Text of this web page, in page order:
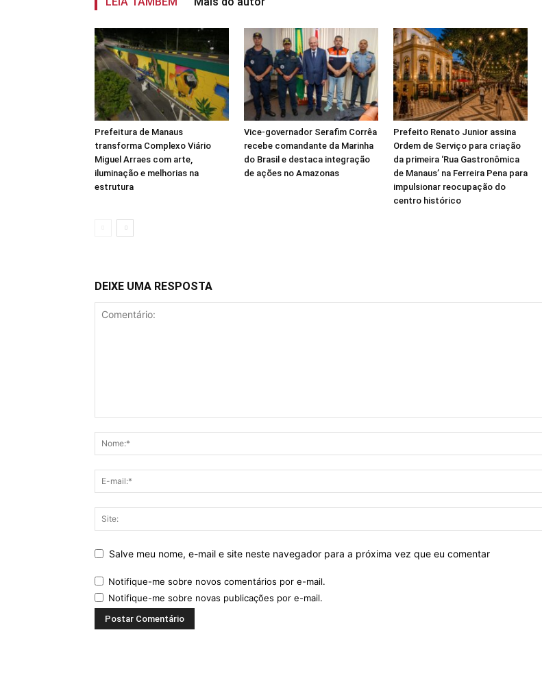
Prefeitura de Manaus
transforma Complexo Viário
Miguel Arraes com arte,
iluminação e melhorias na
estrutura
Vice-governador Serafim Corrêa
recebe comandante da Marinha
do Brasil e destaca integração
de ações no Amazonas
Prefeito Renato Junior assina
Ordem de Serviço para criação
da primeira ‘Rua Gastronômica
de Manaus’ na Ferreira Pena para
impulsionar reocupação do
centro histórico
DEIXE UMA RESPOSTA
Salve meu nome, e-mail e site neste navegador para a próxima vez que eu comentar
Notifique-me sobre novos comentários por e-mail.
Notifique-me sobre novas publicações por e-mail.